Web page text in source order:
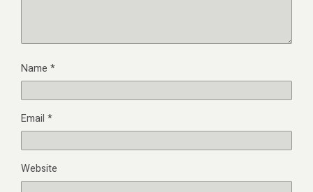
Name *
Email *
Website